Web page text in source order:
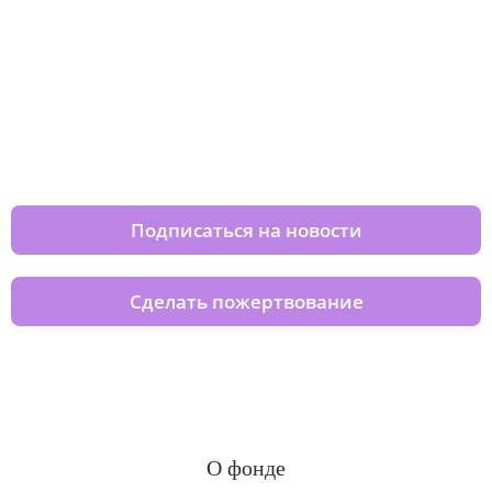
Подписаться на новости
Сделать пожертвование
О фонде